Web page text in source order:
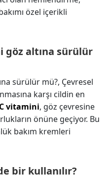
özel içerikli
göz altına sürülür
sürülür mü?, Çevresel
karşı cildin en
C vitamini, göz çevresine
önüne geçiyor. Bu
bakım kremleri
bir kullanılır?